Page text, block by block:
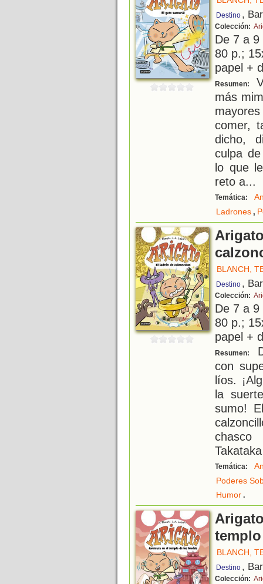
Destino ,
Colección:
De 7 a
80 p.;
papel +
Resumen:
más
comer,
dicho,
culpa
lo que
reto a...
Temática:
Ladrones,
BLANCH,
Destino ,
Colección:
De 7 a
80 p.;
papel +
Resumen:
con
líos.
la
sumo!
Temática:
Poderes
Humor.
BLANCH,
Destino ,
Colección: